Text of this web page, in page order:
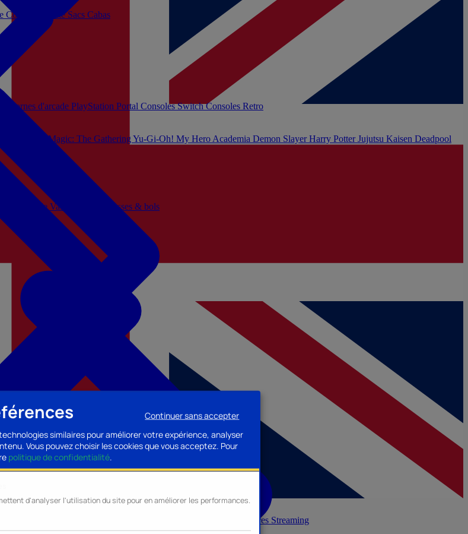
similaires pour améliorer votre expérience, analyser
Vous pouvez choisir les cookies que vous acceptez. Pour
politique de confidentialité.
d'analyser l'utilisation du site pour en améliorer les performances.
Continuer sans accepter
ModeVaisselle Mugs, tasses & bols
Bornes d'arcade PlayStation Portal Consoles SwitchConsoles Retro
Cosplay BeautéSacs Cabas
Accessoires Streaming
Hello KittyMagic: The Gathering Yu-Gi-Oh! My Hero Academia Demon SlayerHarry PotterJujutsu Kaisen Deadpool